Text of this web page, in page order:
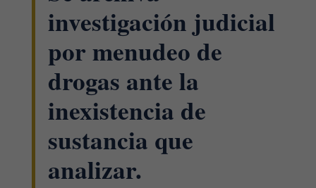
investigación judicial
por menudeo de
drogas ante la
inexistencia de
sustancia que
analizar.